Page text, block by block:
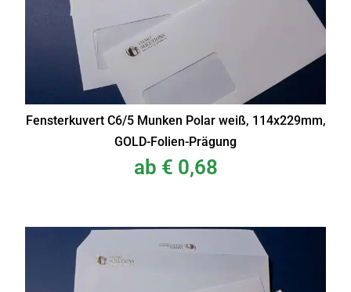
Fensterkuvert C6/5 Munken Polar weiß, 114x229mm,
GOLD-Folien-Prägung
ab € 0,68